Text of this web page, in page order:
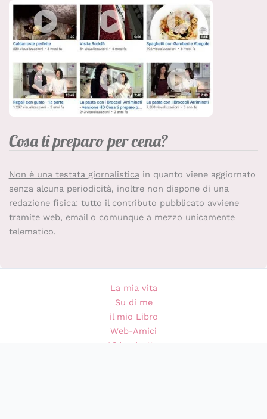
Cosa ti preparo per cena?
Non è una testata giornalisticain quanto viene aggiornato
senza alcuna periodicità, inoltre non dispone di una
redazione fisica: tutto il contributo pubblicato avviene
tramite web, email o comunque a mezzo unicamente
telematico.
La mia vita
Su di me
il mio Libro
Web-Amici
Videoricette